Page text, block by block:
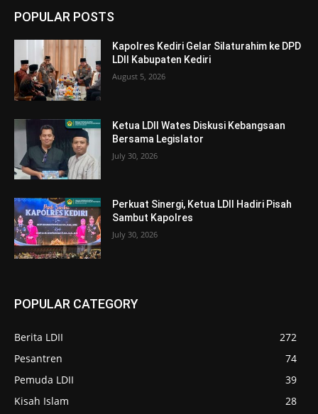
POPULAR POSTS
Kapolres Kediri Gelar Silaturahim ke DPD
LDII Kabupaten Kediri
August 5, 2026
Ketua LDII Wates Diskusi Kebangsaan
Bersama Legislator
July 30, 2026
Perkuat Sinergi, Ketua LDII Hadiri Pisah
Sambut Kapolres
July 30, 2026
POPULAR CATEGORY
Berita LDII
272
Pesantren
74
Pemuda LDII
39
Kisah Islam
28